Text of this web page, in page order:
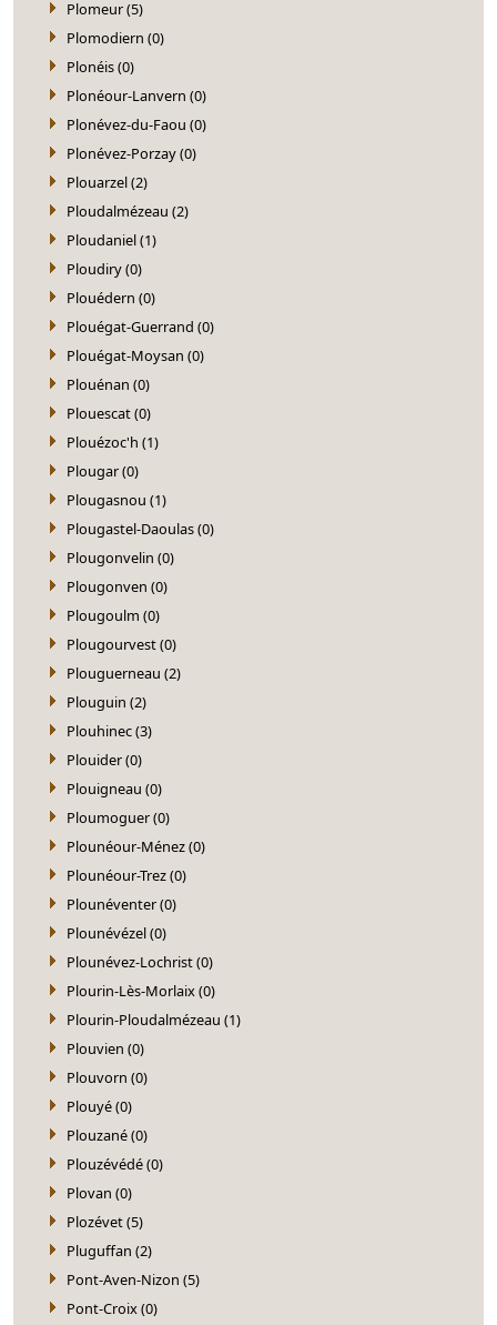
Plomeur (5)
Plomodiern (0)
Plonéis (0)
Plonéour-Lanvern (0)
Plonévez-du-Faou (0)
Plonévez-Porzay (0)
Plouarzel (2)
Ploudalmézeau (2)
Ploudaniel (1)
Ploudiry (0)
Plouédern (0)
Plouégat-Guerrand (0)
Plouégat-Moysan (0)
Plouénan (0)
Plouescat (0)
Plouézoc'h (1)
Plougar (0)
Plougasnou (1)
Plougastel-Daoulas (0)
Plougonvelin (0)
Plougonven (0)
Plougoulm (0)
Plougourvest (0)
Plouguerneau (2)
Plouguin (2)
Plouhinec (3)
Plouider (0)
Plouigneau (0)
Ploumoguer (0)
Plounéour-Ménez (0)
Plounéour-Trez (0)
Plounéventer (0)
Plounévézel (0)
Plounévez-Lochrist (0)
Plourin-Lès-Morlaix (0)
Plourin-Ploudalmézeau (1)
Plouvien (0)
Plouvorn (0)
Plouyé (0)
Plouzané (0)
Plouzévédé (0)
Plovan (0)
Plozévet (5)
Pluguffan (2)
Pont-Aven-Nizon (5)
Pont-Croix (0)